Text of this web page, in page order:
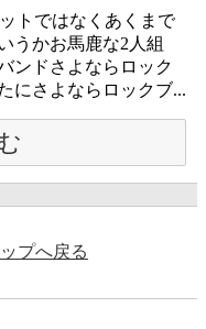
トではなくあくまで
うかお馬鹿な2人組
ンドさよならロック
にさよならロックブ...
プへ戻る